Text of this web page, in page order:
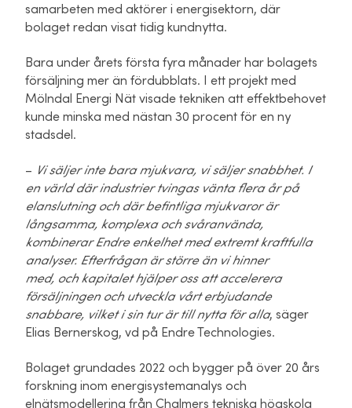
samarbeten med aktörer i energisektorn, där
bolaget redan visat tidig kundnytta.
Bara under årets första fyra månader har bolagets
försäljning mer än fördubblats. I ett projekt med
Mölndal Energi Nät visade tekniken att effektbehovet
kunde minska med nästan 30 procent för en ny
stadsdel.
– Vi säljer inte bara mjukvara, vi säljer snabbhet. I
en värld där industrier tvingas vänta flera år på
elanslutning och där befintliga mjukvaror är
långsamma, komplexa och svåranvända,
kombinerar Endre enkelhet med extremt kraftfulla
analyser. Efterfrågan är större än vi hinner
med, och kapitalet hjälper oss att accelerera
försäljningen och utveckla vårt erbjudande
snabbare, vilket i sin tur är till nytta för alla, säger
Elias Bernerskog, vd på Endre Technologies.
Bolaget grundades 2022 och bygger på över 20 års
forskning inom energisystemanalys och
elnätsmodellering från Chalmers tekniska högskola